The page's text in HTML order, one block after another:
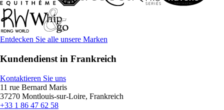
Entdecken Sie alle unsere Marken
Kundendienst in Frankreich
Kontaktieren Sie uns
11 rue Bernard Maris
37270 Montlouis-sur-Loire, Frankreich
+33 1 86 47 62 58